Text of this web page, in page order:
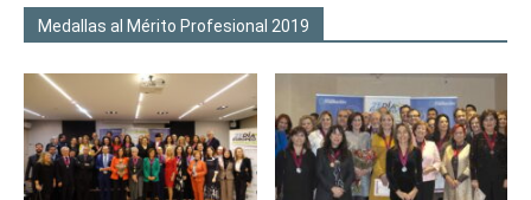
Medallas al Mérito Profesional 2019